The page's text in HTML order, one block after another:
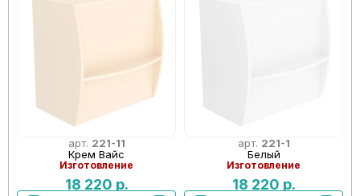
арт. 221-11
Крем Вайс
Изготовление
18 220 р.
арт. 221-1
Белый
Изготовление
18 220 р.